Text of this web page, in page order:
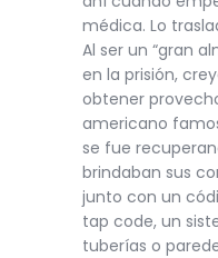
médica. Lo
Al ser un “gran
en la prisión,
obtener
americano
se fue
brindaban sus
junto con un
tap code, un
tuberías o